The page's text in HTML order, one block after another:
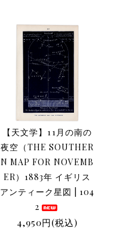
【天文学】11月の南の
夜空（THE SOUTHER
N MAP FOR NOVEMB
ER）1883年 イギリス
アンティーク星図 | 104
2
4,950円(税込)